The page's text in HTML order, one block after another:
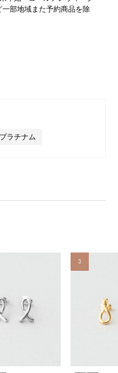
部地域また予約商品を除
ラチナム
3